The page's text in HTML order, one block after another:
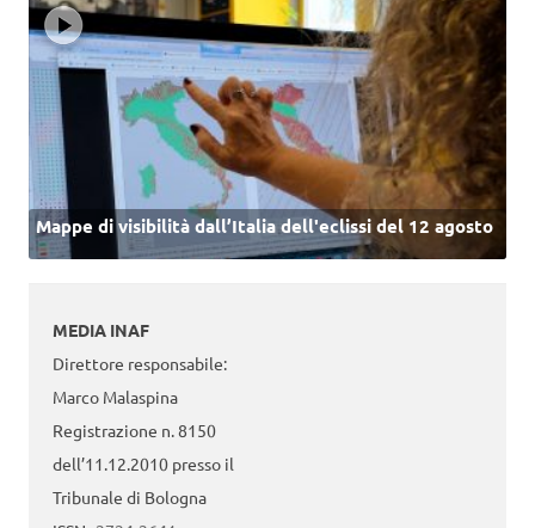
Mappe di visibilità dall’Italia dell'eclissi del 12 agosto
MEDIA INAF
Direttore responsabile:
Marco Malaspina
Registrazione n. 8150
dell’11.12.2010 presso il
Tribunale di Bologna